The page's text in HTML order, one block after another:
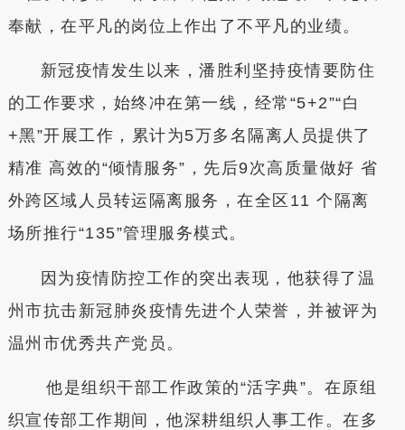
奉献，在平凡的岗位上作出了不平凡的业绩。
新冠疫情发生以来，潘胜利坚持疫情要防住
的工作要求，始终冲在第一线，经常“5+2”“白
+黑”开展工作，累计为5万多名隔离人员提供了
精准 高效的“倾情服务”，先后9次高质量做好 省
外跨区域人员转运隔离服务，在全区11 个隔离
场所推行“135”管理服务模式。
因为疫情防控工作的突出表现，他获得了温
州市抗击新冠肺炎疫情先进个人荣誉，并被评为
温州市优秀共产党员。
他是组织干部工作政策的“活字典”。在原组
织宣传部工作期间，他深耕组织人事工作。在多